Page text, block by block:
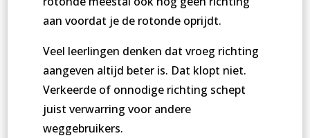
aan voordat je de rotonde oprijdt.
Veel leerlingen denken dat vroeg richting
aangeven altijd beter is. Dat klopt niet.
Verkeerde of onnodige richting schept
juist verwarring voor andere
weggebruikers.